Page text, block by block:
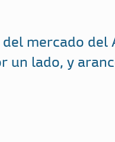
mercado del
un lado, y